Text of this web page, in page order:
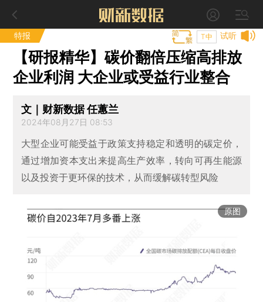
特报 试听
T中
【研报精华】碳价翻倍压缩高排放
企业利润 大企业或受益行业整合
文｜财新数据 任蕙兰
2024年08月27日 08:53
大型企业可能受益于政策支持稳定和透明的碳定价，
通过增加资本支出来提高生产效率，转向可再生能源
以及投资于更环保的技术，从而缓解碳转型风险
原图